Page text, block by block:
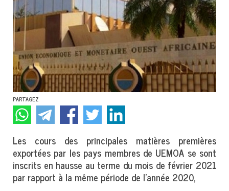
PARTAGEZ
Les cours des principales matières premières
exportées par les pays membres de UEMOA se sont
inscrits en hausse au terme du mois de février 2021
par rapport à la même période de l’année 2020,